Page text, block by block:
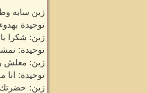
زين سابه
توحيدة
زين: شكرا
توحيدة:
زين: معلش
توحيدة:
زين: حضرتك